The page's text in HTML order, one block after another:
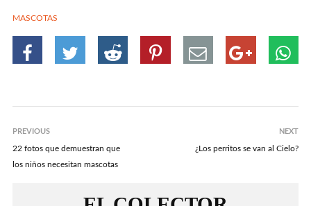
MASCOTAS
PREVIOUS
22 fotos que demuestran que
los niños necesitan mascotas
NEXT
¿Los perritos se van al Cielo?